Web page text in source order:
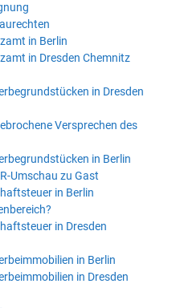
in Berlin
in Dresden Chemnitz
in Dresden
Versprechen des
in Berlin
Umschau zu Gast
in Berlin
in Dresden
in Berlin
in Dresden